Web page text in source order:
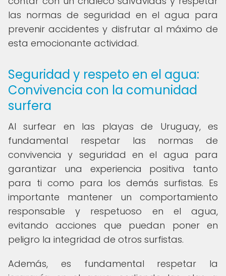
las normas de seguridad en el agua para
prevenir accidentes y disfrutar al máximo de
esta emocionante actividad.
Seguridad y respeto en el agua:
Convivencia con la comunidad
surfera
Al surfear en las playas de Uruguay, es
fundamental respetar las normas de
convivencia y seguridad en el agua para
garantizar una experiencia positiva tanto
para ti como para los demás surfistas. Es
importante mantener un comportamiento
responsable y respetuoso en el agua,
evitando acciones que puedan poner en
peligro la integridad de otros surfistas.
Además, es fundamental respetar la